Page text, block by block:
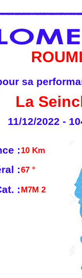
sa
La
11/12/2022 -
: 10 Km
:67 °
:M7M 2